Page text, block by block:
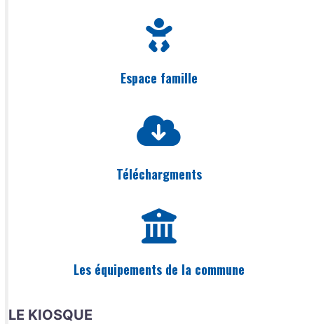
Espace famille
Téléchargments
Les équipements de la commune
LE KIOSQUE